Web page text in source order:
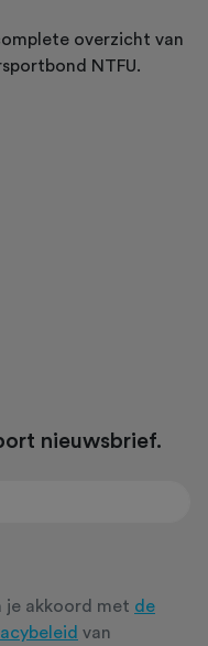
overzicht van
NTFU.
nieuwsbrief.
je akkoord met de
van